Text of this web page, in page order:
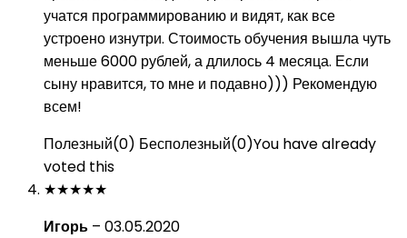
учатся программированию и видят, как все
устроено изнутри. Стоимость обучения вышла чуть
меньше 6000 рублей, а длилось 4 месяца. Если
сыну нравится, то мне и подавно))) Рекомендую
всем!
Полезный(0) Бесполезный(0)You have already
voted this
★★★★★
Игорь – 03.05.2020